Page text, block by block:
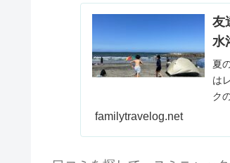
友
水
夏
は
ク
familytravelog.net